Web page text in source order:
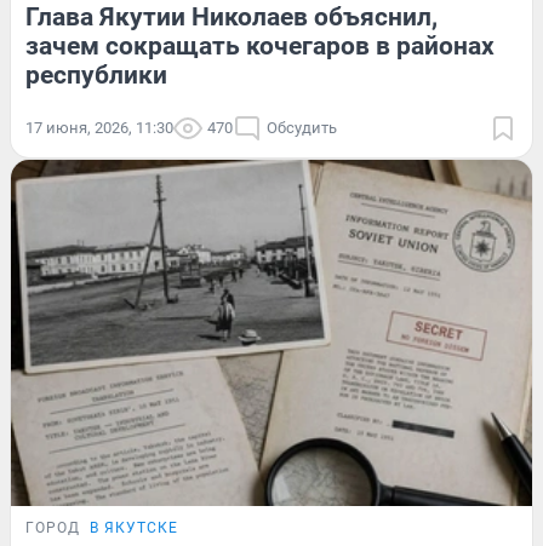
Глава Якутии Николаев объяснил,
зачем сокращать кочегаров в районах
республики
17 июня, 2026, 11:30 470 Обсудить
ГОРОД В ЯКУТСКЕ